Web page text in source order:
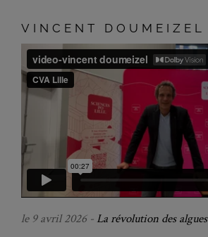
VINCENT DOUMEIZEL
le 9 avril 2026 - La révolution des algues